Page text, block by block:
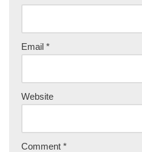
Email *
Website
Comment *